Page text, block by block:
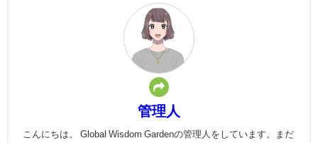
管理人
こんにちは。 Global Wisdom Gardenの管理人をしています。まだ